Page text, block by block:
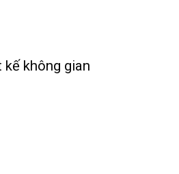
không gian